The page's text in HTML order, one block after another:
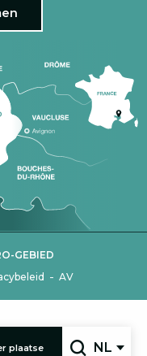
plaatse NL
- AV
GEBIED